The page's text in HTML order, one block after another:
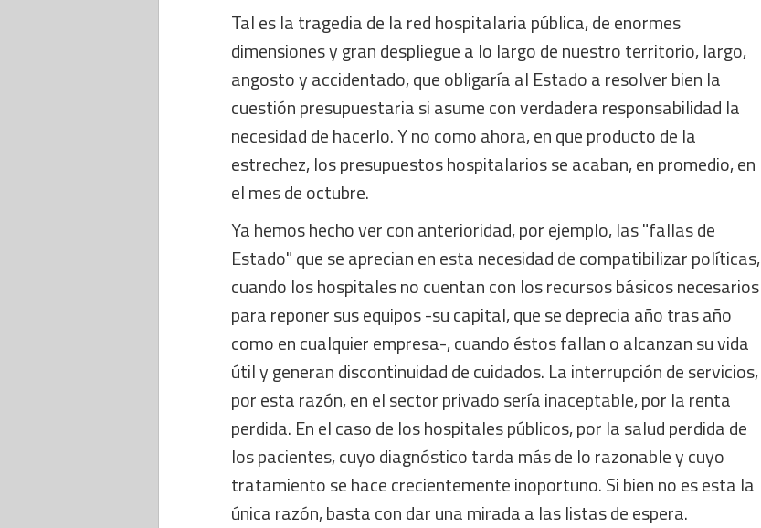
Tal es la tragedia de la red hospitalaria pública, de enormes
dimensiones y gran despliegue a lo largo de nuestro territorio, largo,
angosto y accidentado, que obligaría al Estado a resolver bien la
cuestión presupuestaria si asume con verdadera responsabilidad la
necesidad de hacerlo. Y no como ahora, en que producto de la
estrechez, los presupuestos hospitalarios se acaban, en promedio, en
el mes de octubre.
Ya hemos hecho ver con anterioridad, por ejemplo, las "fallas de
Estado" que se aprecian en esta necesidad de compatibilizar políticas,
cuando los hospitales no cuentan con los recursos básicos necesarios
para reponer sus equipos -su capital, que se deprecia año tras año
como en cualquier empresa-, cuando éstos fallan o alcanzan su vida
útil y generan discontinuidad de cuidados. La interrupción de servicios,
por esta razón, en el sector privado sería inaceptable, por la renta
perdida. En el caso de los hospitales públicos, por la salud perdida de
los pacientes, cuyo diagnóstico tarda más de lo razonable y cuyo
tratamiento se hace crecientemente inoportuno. Si bien no es esta la
única razón, basta con dar una mirada a las listas de espera.